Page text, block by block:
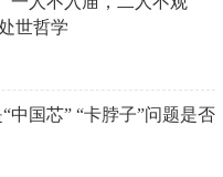
世哲学
中国芯” “卡脖子”问题是否